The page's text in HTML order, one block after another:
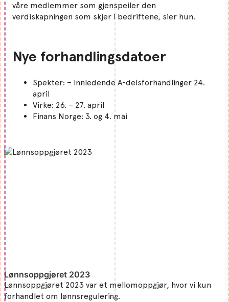
våre medlemmer som gjenspeiler den
verdiskapningen som skjer i bedriftene, sier hun.
Nye forhandlingsdatoer
Spekter: – Innledende A-delsforhandlinger 24.
april
Virke: 26. – 27. april
Finans Norge: 3. og 4. mai
Lønnsoppgjøret 2023
Lønnsoppgjøret 2023 var et mellomoppgjør, hvor vi kun
forhandlet om lønnsregulering.